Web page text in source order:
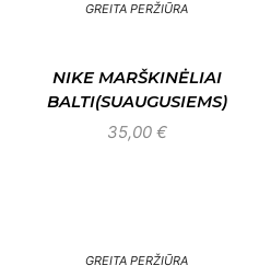
GREITA PERŽIŪRA
NIKE MARŠKINĖLIAI
BALTI(SUAUGUSIEMS)
35,00 €
GREITA PERŽIŪRA